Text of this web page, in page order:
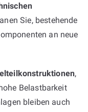
Sie, bestehende
an neue
,
Belastbarkeit
bleiben auch